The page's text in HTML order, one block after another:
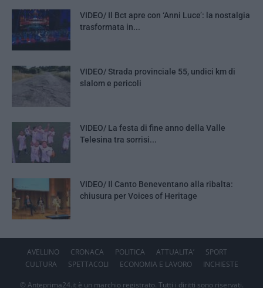
VIDEO/ Il Bct apre con ‘Anni Luce’: la nostalgia
trasformata in...
VIDEO/ Strada provinciale 55, undici km di
slalom e pericoli
VIDEO/ La festa di fine anno della Valle
Telesina tra sorrisi...
VIDEO/ Il Canto Beneventano alla ribalta:
chiusura per Voices of Heritage
AVELLINO CRONACA POLITICA ATTUALITA’
SPORT
CULTURA
SPETTACOLI ECONOMIA E LAVORO INCHIESTE
© Anteprima24.it è un marchio registrato. Tutti i diritti sono riservati.